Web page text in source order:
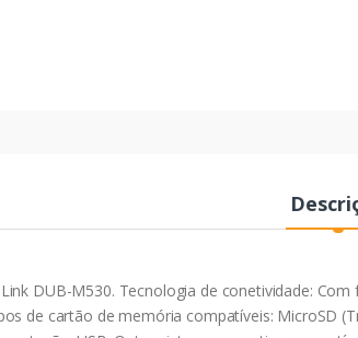
DUB-M530. Tecnologia de conetividade:
de cartão de memória compatíveis: MicroSD